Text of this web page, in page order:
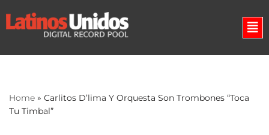
Skip
Home » Carlitos D’lima Y Orquesta Son Trombones “Toca
Tu Timbal”